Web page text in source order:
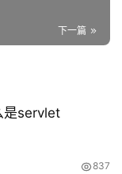
下一篇
是servlet
837